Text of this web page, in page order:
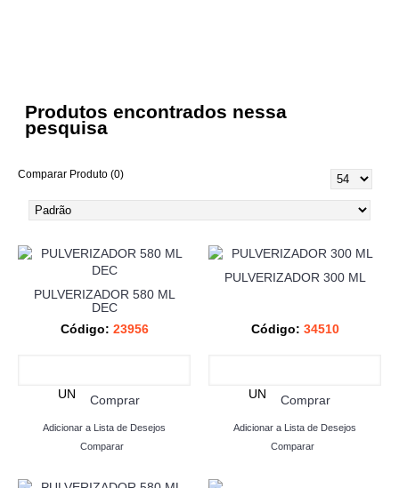
Produtos encontrados nessa
pesquisa
Comparar Produto (0)
PULVERIZADOR 580 ML
DEC
Código: 23956
UN Comprar
Adicionar a Lista de Desejos
Comparar
PULVERIZADOR 300 ML
Código: 34510
UN Comprar
Adicionar a Lista de Desejos
Comparar